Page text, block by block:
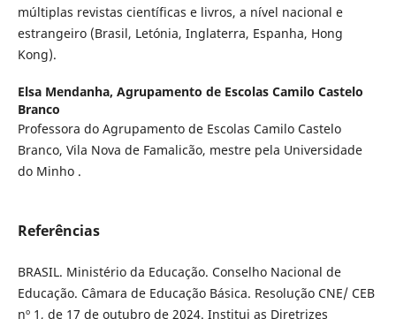
múltiplas revistas científicas e livros, a nível nacional e
estrangeiro (Brasil, Letónia, Inglaterra, Espanha, Hong
Kong).
Elsa Mendanha, Agrupamento de Escolas Camilo Castelo
Branco
Professora do Agrupamento de Escolas Camilo Castelo
Branco, Vila Nova de Famalicão, mestre pela Universidade
do Minho .
Referências
BRASIL. Ministério da Educação. Conselho Nacional de
Educação. Câmara de Educação Básica. Resolução CNE/ CEB
nº 1, de 17 de outubro de 2024. Institui as Diretrizes